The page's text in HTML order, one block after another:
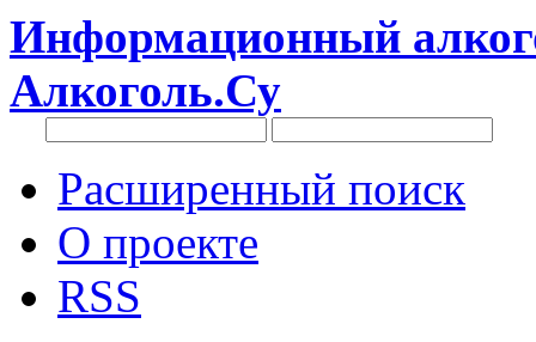
Информационный
Алкоголь.Су
Расширенный поиск
О проекте
RSS